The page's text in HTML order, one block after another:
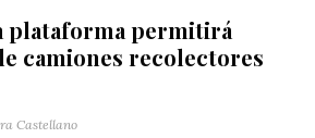
plataforma permitirá
camiones recolectores
Castellano